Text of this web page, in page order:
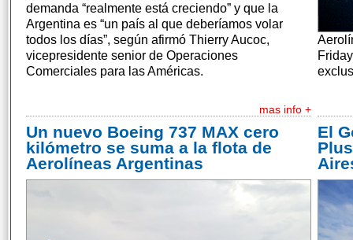
demanda “realmente está creciendo” y que la
Argentina es “un país al que deberíamos volar
todos los días”, según afirmó Thierry Aucoc,
vicepresidente senior de Operaciones
Comerciales para las Américas.
mas info +
Un nuevo Boeing 737 MAX cero
kilómetro se suma a la flota de
Aerolíneas Argentinas
El